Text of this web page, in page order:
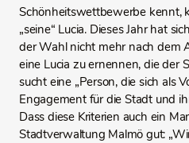
Schönheitswettbewerbe kennt,
„seine“ Lucia. Dieses Jahr hat
der Wahl nicht mehr nach dem
eine Lucia zu ernennen, die der
sucht eine „Person, die sich als
Engagement für die Stadt und
Dass diese Kriterien auch ein
Stadtverwaltung Malmö gut: